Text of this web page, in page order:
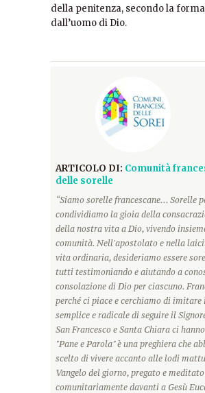
della penitenza, secondo la
dall’uomo di Dio.
ARTICOLO DI: Comunità
delle sorelle
“Siamo sorelle francescane... Sorelle
condividiamo la gioia della
della nostra vita a Dio, vivendo
comunità. Nell'apostolato e nella
vita ordinaria, desideriamo essere
tutti testimoniando e aiutando a
consolazione di Dio per ciascuno.
perché ci piace e cerchiamo di imitare
semplice e radicale di seguire il
San Francesco e Santa Chiara ci
"Pane e Parola" è una preghiera che
scelto di vivere accanto alle lodi
Vangelo del giorno, pregato e meditato
comunitariamente davanti a Gesù